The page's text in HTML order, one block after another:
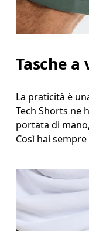
Tasche a
La praticità è
Tech Shorts ne
portata di
Così hai